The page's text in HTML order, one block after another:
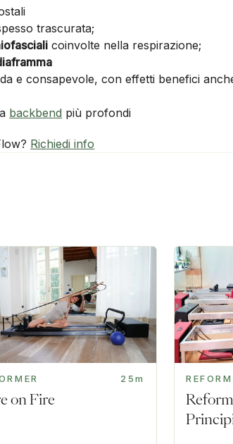
trascurata;
coinvolte nella respirazione;
e consapevole, con effetti benefici
backbend più profondi
Richiedi info
25m
on Fire